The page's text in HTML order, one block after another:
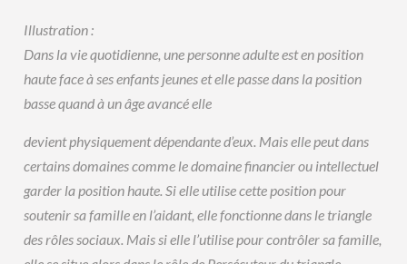
Illustration :
Dans la vie quotidienne, une personne adulte est en position
haute face à ses enfants jeunes et elle passe dans la position
basse quand à un âge avancé elle
devient physiquement dépendante d’eux. Mais elle peut dans
certains domaines comme le domaine financier ou intellectuel
garder la position haute. Si elle utilise cette position pour
soutenir sa famille en l’aidant, elle fonctionne dans le triangle
des rôles sociaux. Mais si elle l’utilise pour contrôler sa famille,